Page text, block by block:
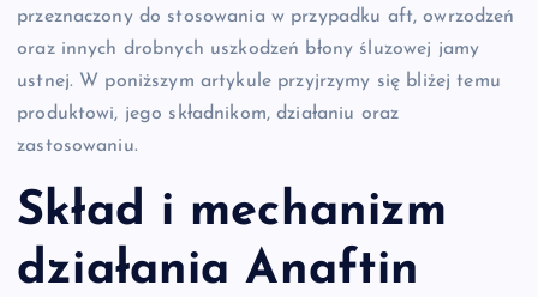
przeznaczony do stosowania w przypadku aft, owrzodzeń
oraz innych drobnych uszkodzeń błony śluzowej jamy
ustnej. W poniższym artykule przyjrzymy się bliżej temu
produktowi, jego składnikom, działaniu oraz
zastosowaniu.
Skład i mechanizm
działania Anaftin